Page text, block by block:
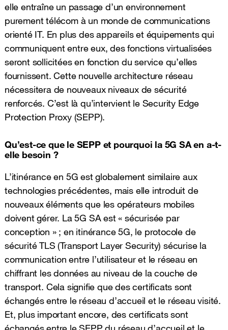
elle entraîne un passage d’un environnement
purement télécom à un monde de communications
orienté IT. En plus des appareils et équipements qui
communiquent entre eux, des fonctions virtualisées
seront sollicitées en fonction du service qu’elles
fournissent. Cette nouvelle architecture réseau
nécessitera de nouveaux niveaux de sécurité
renforcés. C’est là qu’intervient le Security Edge
Protection Proxy (SEPP).
Qu’est-ce que le SEPP et pourquoi la 5G SA en a-t-
elle besoin ?
L’itinérance en 5G est globalement similaire aux
technologies précédentes, mais elle introduit de
nouveaux éléments que les opérateurs mobiles
doivent gérer. La 5G SA est « sécurisée par
conception » ; en itinérance 5G, le protocole de
sécurité TLS (Transport Layer Security) sécurise la
communication entre l’utilisateur et le réseau en
chiffrant les données au niveau de la couche de
transport. Cela signifie que des certificats sont
échangés entre le réseau d’accueil et le réseau visité.
Et, plus important encore, des certificats sont
échangés entre le SEPP du réseau d’accueil et le